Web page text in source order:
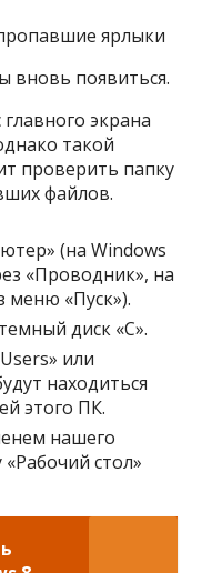
ярлыки
вновь появиться.
экрана
такой
проверить папку
файлов.
(на Windows
«Проводник», на
меню «Пуск»).
диск «C».
или
находиться
этого ПК.
нашего
стол»